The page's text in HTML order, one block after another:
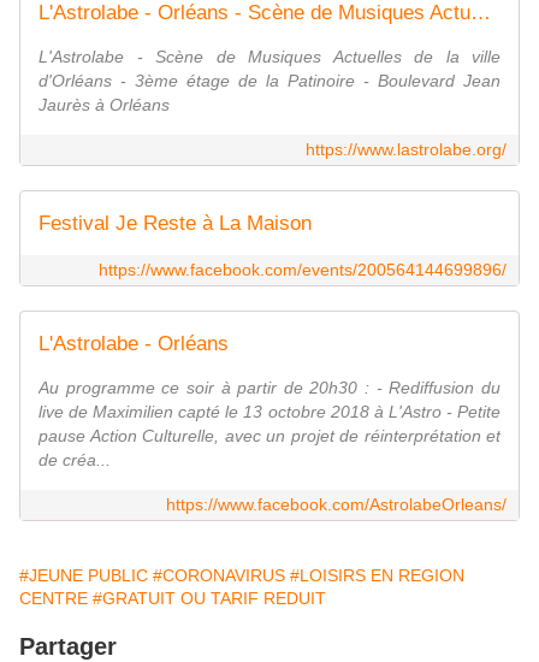
L'Astrolabe - Orléans - Scène de Musiques Actuelles
L'Astrolabe - Scène de Musiques Actuelles de la ville
d'Orléans - 3ème étage de la Patinoire - Boulevard Jean
Jaurès à Orléans
https://www.lastrolabe.org/
Festival Je Reste à La Maison
https://www.facebook.com/events/200564144699896/
L'Astrolabe - Orléans
Au programme ce soir à partir de 20h30 : - Rediffusion du
live de Maximilien capté le 13 octobre 2018 à L'Astro - Petite
pause Action Culturelle, avec un projet de réinterprétation et
de créa...
https://www.facebook.com/AstrolabeOrleans/
#JEUNE PUBLIC #CORONAVIRUS #LOISIRS EN REGION
CENTRE #GRATUIT OU TARIF REDUIT
Partager